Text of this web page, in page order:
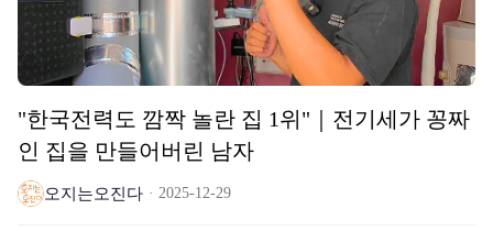
"한국전력도 깜짝 놀란 집 1위"｜전기세가 꽁짜
인 집을 만들어버린 남자
오지는오진다 2025-12-29